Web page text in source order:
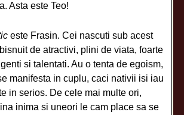
Asta este Teo!
este Frasin. Cei nascuti sub acest
de atractivi, plini de viata, foarte
si talentati. Au o tenta de egoism,
manifesta in cuplu, caci nativii isi iau
in serios. De cele mai multe ori,
inima si uneori le cam place sa se